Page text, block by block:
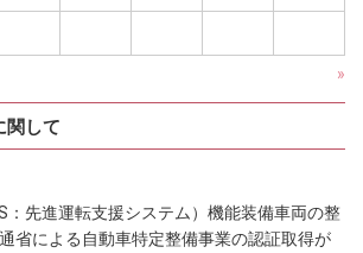
»
関して
：先進運転支援システム）機能装備車両の整
省による自動車特定整備事業の認証取得が